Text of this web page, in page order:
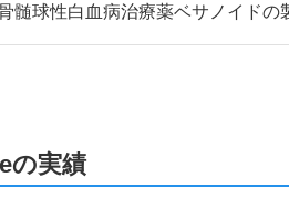
髄球性白血病治療薬ベサノイド
の実績